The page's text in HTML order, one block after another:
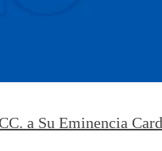
a Su Eminencia